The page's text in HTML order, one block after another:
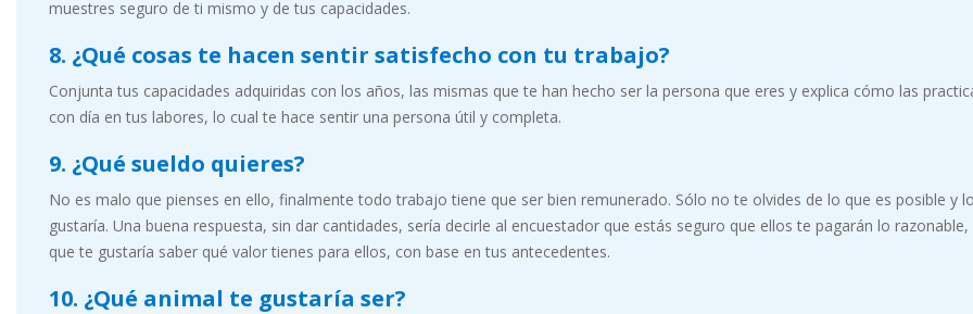
muestres seguro de ti mismo y de tus capacidades.
8. ¿Qué cosas te hacen sentir satisfecho con tu trabajo?
Conjunta tus capacidades adquiridas con los años, las mismas que te han hecho ser la persona que eres y explica cómo las
con día en tus labores, lo cual te hace sentir una persona útil y completa.
9. ¿Qué sueldo quieres?
No es malo que pienses en ello, finalmente todo trabajo tiene que ser bien remunerado. Sólo no te olvides de lo que es posible y
gustaría. Una buena respuesta, sin dar cantidades, sería decirle al encuestador que estás seguro que ellos te pagarán lo razonable,
que te gustaría saber qué valor tienes para ellos, con base en tus antecedentes.
10. ¿Qué animal te gustaría ser?